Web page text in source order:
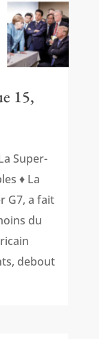
15,
Super-
♦ La
G7, a fait
du
debout